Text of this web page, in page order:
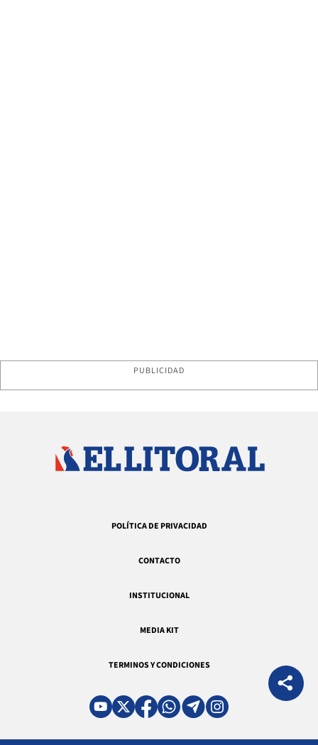
PUBLICIDAD
POLÍTICA DE PRIVACIDAD
CONTACTO
INSTITUCIONAL
MEDIA KIT
TERMINOS Y CONDICIONES